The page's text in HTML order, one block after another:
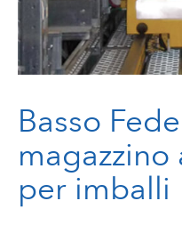
Basso
per imballi